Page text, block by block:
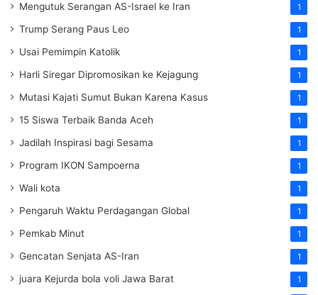
Mengutuk Serangan AS-Israel ke Iran 1
Trump Serang Paus Leo 1
Usai Pemimpin Katolik 1
Harli Siregar Dipromosikan ke Kejagung 1
Mutasi Kajati Sumut Bukan Karena Kasus 1
15 Siswa Terbaik Banda Aceh 1
Jadilah Inspirasi bagi Sesama 1
Program IKON Sampoerna 1
Wali kota 1
Pengaruh Waktu Perdagangan Global 1
Pemkab Minut 1
Gencatan Senjata AS-Iran 1
juara Kejurda bola voli Jawa Barat 1